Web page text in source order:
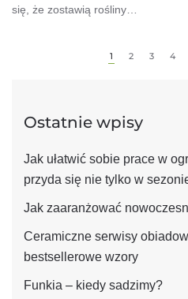
się, że zostawią rośliny…
1 2 3 4
Ostatnie wpisy
Jak ułatwić sobie prace w
przyda się nie tylko w
Jak zaaranżować
Ceramiczne serwisy
bestsellerowe wzory
Funkia – kiedy sadzimy?